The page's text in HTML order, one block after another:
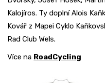
Kalojíros. Ty doplní Alois
Kovář z Mapei Cyklo
Rad Club Wels.
Více na RoadCycling